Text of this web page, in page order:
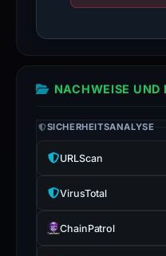
NACHWEISE UND
SICHERHEITSANALYSE
URLScan
VirusTotal
ChainPatrol